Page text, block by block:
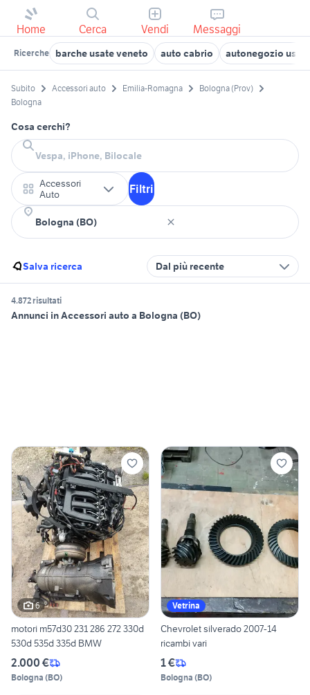
Home Cerca Vendi Messaggi
Ricerche barche usate veneto auto cabrio autonegozio
Subito Accessori auto Emilia-Romagna
Bologna (Prov)
Bologna
Cosa cerchi?
Accessori
Auto
Filtri
Salva ricerca Dal più recente
4.872 risultati
Annunci in Accessori auto a Bologna (BO)
6
motori m57d30 231 286 272 330d
530d 535d 335d BMW
2.000 €
Bologna (BO)
Vetrina
Chevrolet silverado 2007-14
ricambi vari
1 €
Bologna (BO)